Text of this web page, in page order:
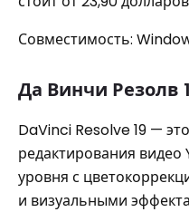
Совместимость:
Да Винчи Резолв
DaVinci Resolve 19 —
редактирования
уровня с
и визуальными